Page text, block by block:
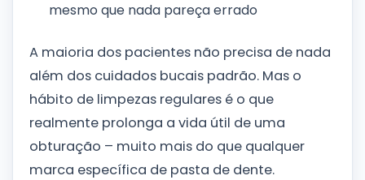
mesmo que nada pareça errado
A maioria dos pacientes não precisa de nada
além dos cuidados bucais padrão. Mas o
hábito de limpezas regulares é o que
realmente prolonga a vida útil de uma
obturação – muito mais do que qualquer
marca específica de pasta de dente.